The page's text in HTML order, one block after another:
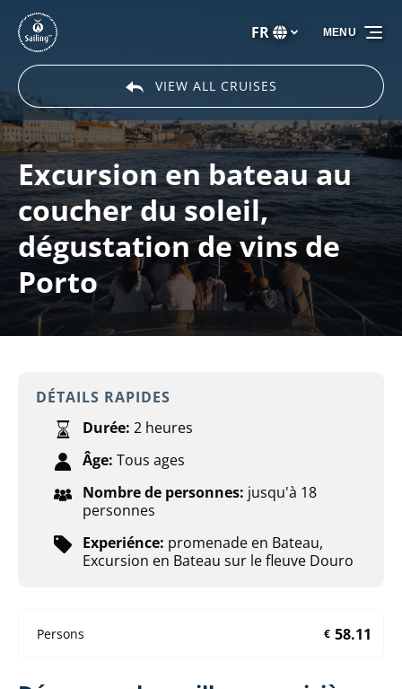
Aller à la navigation principale
Aller au contenu
Aller au pied de page
Sélectionnez
votre
FR
VIEW ALL CRUISES
MENU
Excursion en bateau au
coucher du soleil,
dégustation de vins de
Porto
DÉTAILS RAPIDES
Durée: 2 heures
Âge: Tous ages
Nombre de personnes: jusqu'à 18
personnes
Experiénce: promenade en Bateau,
Excursion en Bateau sur le fleuve Douro
Persons € 58.11